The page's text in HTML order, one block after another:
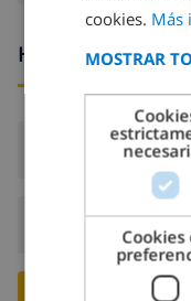
Horario de
Llegada:
cookies. Más
MOSTRAR
Cookies